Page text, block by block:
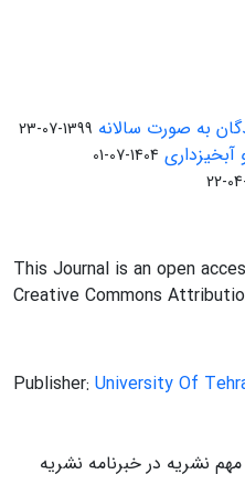
به صورت سالانه 1399-07-23
1404-07-01
This Journal is an open
Creative Commons
Publisher: University Of
نشریه در خبرنامه نشریه